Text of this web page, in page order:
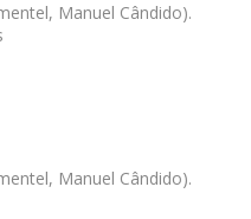
Manuel Cândido).
Manuel Cândido).